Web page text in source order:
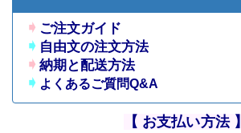
➧ ご注文ガイド
➧ 自由文の注文方法
➧納期と配送方法
➧ よくあるご質問Q&A
【 お支払い方法 】